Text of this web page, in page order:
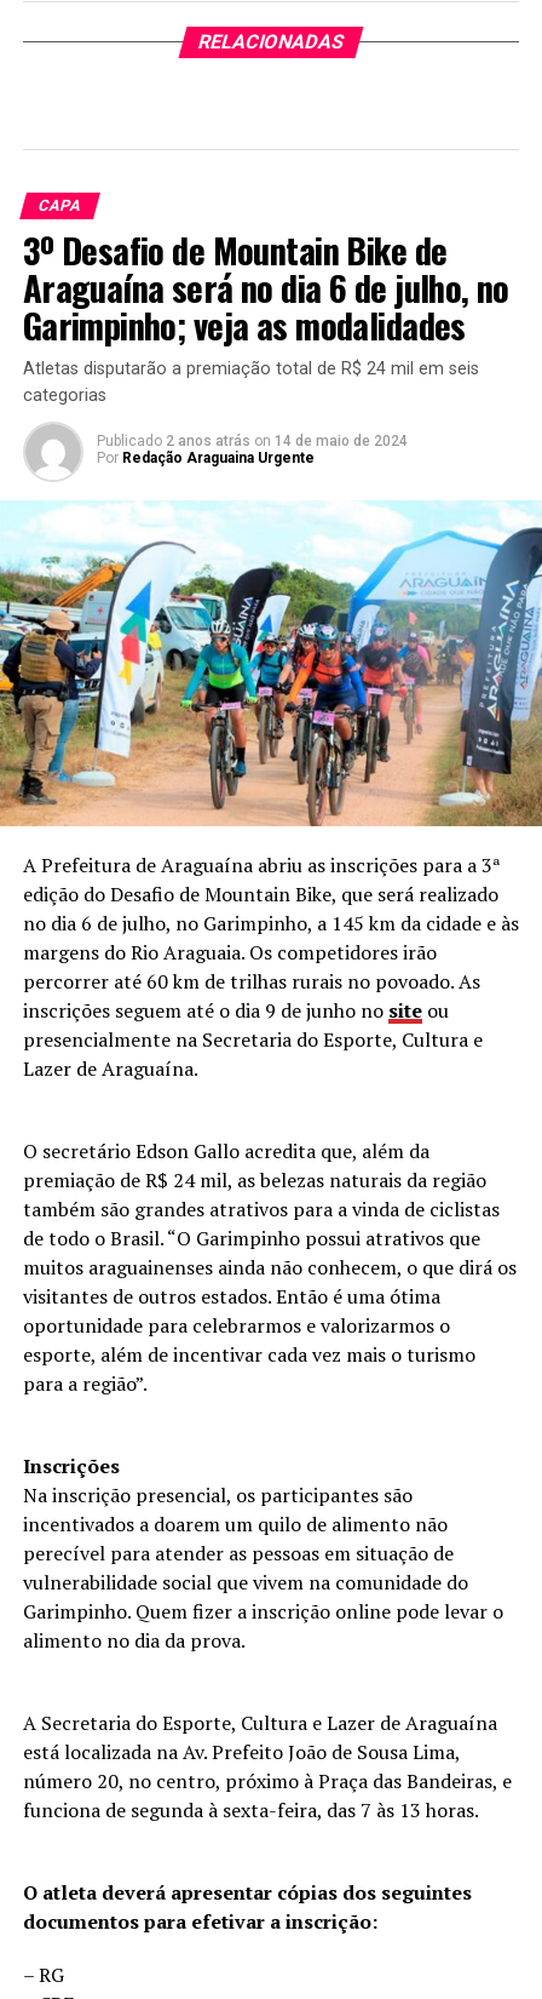
RELACIONADAS
CAPA
3º Desafio de Mountain Bike de
Araguaína será no dia 6 de julho, no
Garimpinho; veja as modalidades
Atletas disputarão a premiação total de R$ 24 mil em seis
categorias
Publicado 2 anos atrás on 14 de maio de 2024
Por Redação Araguaina Urgente
A Prefeitura de Araguaína abriu as inscrições para a 3ª
edição do Desafio de Mountain Bike, que será realizado
no dia 6 de julho, no Garimpinho, a 145 km da cidade e às
margens do Rio Araguaia. Os competidores irão
percorrer até 60 km de trilhas rurais no povoado. As
inscrições seguem até o dia 9 de junho no site ou
presencialmente na Secretaria do Esporte, Cultura e
Lazer de Araguaína.
O secretário Edson Gallo acredita que, além da
premiação de R$ 24 mil, as belezas naturais da região
também são grandes atrativos para a vinda de ciclistas
de todo o Brasil. “O Garimpinho possui atrativos que
muitos araguainenses ainda não conhecem, o que dirá os
visitantes de outros estados. Então é uma ótima
oportunidade para celebrarmos e valorizarmos o
esporte, além de incentivar cada vez mais o turismo
para a região”.
Inscrições
Na inscrição presencial, os participantes são
incentivados a doarem um quilo de alimento não
perecível para atender as pessoas em situação de
vulnerabilidade social que vivem na comunidade do
Garimpinho. Quem fizer a inscrição online pode levar o
alimento no dia da prova.
A Secretaria do Esporte, Cultura e Lazer de Araguaína
está localizada na Av. Prefeito João de Sousa Lima,
número 20, no centro, próximo à Praça das Bandeiras, e
funciona de segunda à sexta-feira, das 7 às 13 horas.
O atleta deverá apresentar cópias dos seguintes
documentos para efetivar a inscrição:
– RG